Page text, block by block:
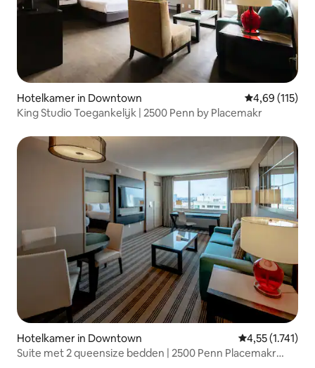
Hotelkamer in Downtown Gemiddelde
4,69 (115)
King Studio Toegankelijk | 2500 Penn by Placemakr
Hotelkamer in Downtown Gemiddelde
4,55 (1.741)
Suite met 2 queensize bedden | 2500 Penn Placemakr